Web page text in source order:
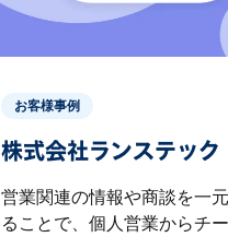
お客様事例
株式会社ランステック
営業関連の情報や商談を一
ることで、個人営業からチ